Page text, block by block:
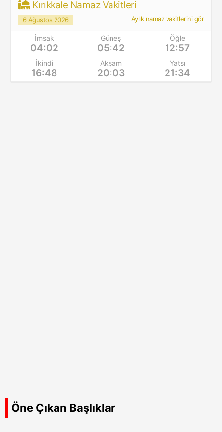
Kırıkkale Namaz Vakitleri
6 Ağustos 2026 Aylık namaz vakitlerini gör
İmsak
04:02
Güneş
05:42
Öğle
12:57
İkindi
16:48
Akşam
20:03
Yatsı
21:34
Öne Çıkan Başlıklar